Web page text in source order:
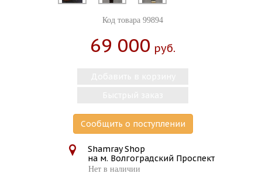
Код товара 99894
69 000 Руб.
Сообщить о поступлении
Shamray Shop
на м. Волгоградский Проспект
Нет в наличии